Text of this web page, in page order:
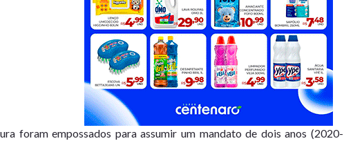
foram empossados para assumir um mandato de dois anos (2020-